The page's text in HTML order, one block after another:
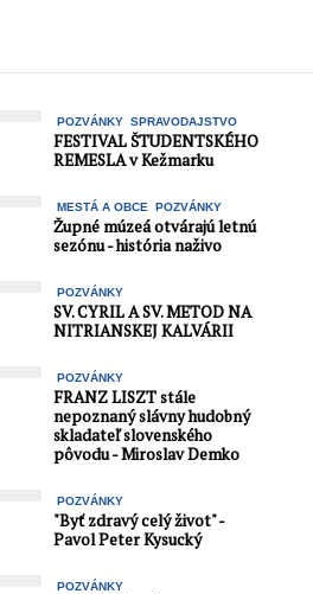
POZVÁNKY SPRAVODAJSTVO
FESTIVAL ŠTUDENTSKÉHO
REMESLA v Kežmarku
MESTÁ A OBCE POZVÁNKY
Župné múzeá otvárajú letnú
sezónu - história naživo
POZVÁNKY
SV. CYRIL A SV. METOD NA
NITRIANSKEJ KALVÁRII
POZVÁNKY
FRANZ LISZT stále
nepoznaný slávny hudobný
skladateľ slovenského
pôvodu - Miroslav Demko
POZVÁNKY
"Byť zdravý celý život" -
Pavol Peter Kysucký
POZVÁNKY